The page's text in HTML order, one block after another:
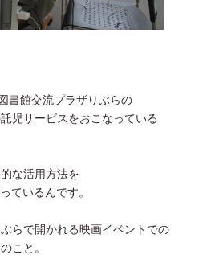
書館交流プラザりぶらの
児サービスをおこなっている
な活用方法を
ているんです。
らで開かれる映画イベントでの
こと。